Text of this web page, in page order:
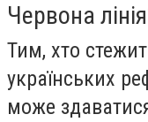
Червона
Тим, хто
українських
може